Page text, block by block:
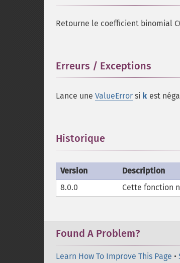
Retourne le coefficient binomial
Erreurs / Exceptions
Lance une ValueError si k est
Historique
Version
Description
8.0.0
Cette fonction
Found A Problem?
Learn How To Improve This Page •